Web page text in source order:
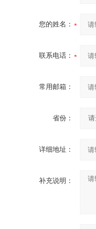
您的姓名：
联系电话：
常用邮箱：
省份：
详细地址：
补充说明：